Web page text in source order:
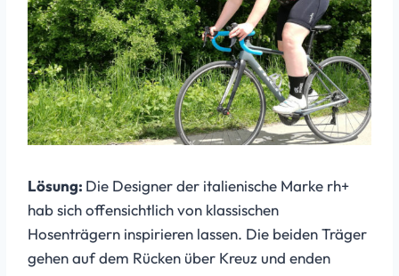
Lösung: Die Designer der italienische Marke rh+
hab sich offensichtlich von klassischen
Hosenträgern inspirieren lassen. Die beiden Träger
gehen auf dem Rücken über Kreuz und enden